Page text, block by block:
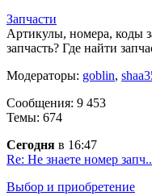
Запчасти
Артикулы, номера, коды
запчасть? Где найти
Модераторы: goblin,
Сообщения: 9 453
Темы: 674
Сегодня в 16:47
Re: Не знаете номер
Выбор и приобретение